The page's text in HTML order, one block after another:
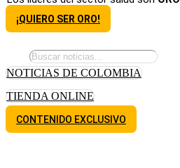
¡QUIERO SER ORO!
NOTICIAS DE COLOMBIA
TIENDA ONLINE
CONTENIDO EXCLUSIVO